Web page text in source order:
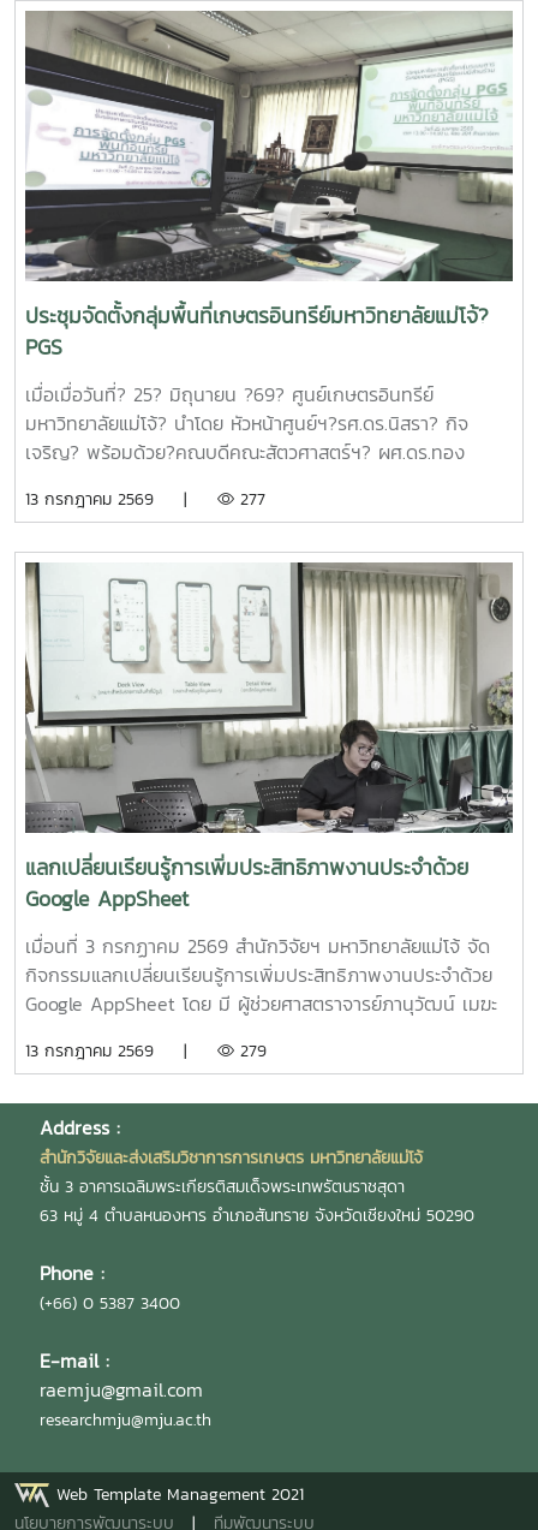
ศาสตราจารย์ ดร.สุบรรณ ฝอยกลาง รองผู้อำนวยการสำนักวิจัย
และส่งเสริมวิชาการการเกษตร ฝ่ายวิจัย มหาวิทยาลัยแม่โจ้ กล่าว
ต้อนรับและแนะนำมหาวิทยาลัยแม่โจ้แก่คณะผู้เข้าร่วมประชุมในการ
นี้ดร.อัญชัญ ชมภูพวง รองผู้อำนวยการหน่วยบริหารและจัดการ
ทุนด้านการเพิ่มความสามารถในการแข่งขัน ได้นำเสนอข้อมูล
กรอบการดำเนินงานของหน่วยบริหารและจัดการทุนฯ และสรุปผล
การดำเนินงานของมหาวิทยาลัยแม่โจ้ในช่วงปีงบประมาณ 2563
– 2568 และการนำเสนอความก้าวหน้าโครงการวิจัยที่ได้รับการ
สนับสนุนทุนจากหน่วยบริหารและจัดการทุนด้านการเพิ่มความ
สามารถในการแข่งขัน ณ ห้องประชุมรวงผึ้ง ชั้น 5 สำนัก
มหาวิทยาลัย มหาวิทยาลัยแม่โจ้ซึ่งการนำเสนอความก้าวหน้า
โครงการวิจัยที่ได้รับการสนับสนุนทุนจากหน่วยบริหารและจัดการ
ทุนด้านการเพิ่มความสามารถในการแข่งขัน จำนวน 6 โครงการ
ดังนี้1.โครงการ "กลยุทธ์การตลาดการท่องเที่ยวคาร์บอนสุทธิเป็น
ศูนย์สำหรับนักท่องเที่ยวเชิงอาสาสมัครในพื้นที่ภาคเหนือตอนบน"
โดย ดร.กาญจนา สมมิตร หัวหน้าโครงการ2.โครงการ "การ
ผู้ช่วยศาสตราจารย์ ดร.สุพัตรา วงศ์แสนใหม่ หัวหน้า
คลินิกของผลิตภัณฑ์มูลค่าเพิ่มจากส่วนเหลือใช้การแปรรูปปลา
ลูกผสมบึกสยามแม่โจ้" โดย รองศาสตราจารย์ ดร.ดวงพร อมร
เลิศพิศาล หัวหน้าโครงการ4.โครงการ "การขยายสเกลการผลิต
สารเสริมโปรตีนปลาไฮโดรไลเสตสำหรับเป็นสารเสริมกระตุ้นการ
กินในสัตว์เลี้ยง ระดับกึ่งอุตสาหกรรม" โดย รองศาสตราจารย์
ดร.ดวงพร อมรเลิศพิศาล หัวหน้าโครงการ5.โครงการ "การ
ทดสอบทางคลินิกของผลิตภัณฑ์โพรไบโอติกต่อภาวะซึมเศร้า
หลังคลอดและสุขภาพลำไส้ในมารดาหลังคลอด" โดย รอง
ศาสตราจารย์ ดร.ดวงพร อมรเลิศพิศาล หัวหน้า
โครงการ6.โครงการ "เทคโนโลยีการอุ่นน้ำในระบบเพาะฟักพันธุ์
ปลาด้วยระบบผลิตน้ำร้อนและไฟฟ้าพลังงานแสงอาทิตย์ร่วมกับ
ปั๊มความร้อนอัจฉริยะเพื่อเพิ่มศักยภาพการผลิตพันธุ์ปลาเชิง
พาณิชย์" โดย ผู้ช่วยศาสตราจารย์ ดร.สราวุธ พลวงษ์ศรี หัวหน้า
โครงการ
ประชุมจัดตั้งกลุ่มพื้นที่เกษตรอินทรีย์มหาวิทยาลัยแม่โจ้?
PGS
เมื่อเมื่อวันที่? 25? มิถุนายน ?69? ศูนย์เกษตรอินทรีย์
มหาวิทยาลัยแม่โจ้? นำโดย หัวหน้าศูนย์ฯ?รศ.ดร.นิสรา? กิจ
เจริญ? พร้อมด้วย?คณบดีคณะสัตวศาสตร์ฯ? ผศ.ดร.ทอง
รศ.ดร.อภินันท์? สุวรรณรักษ์? และคณาจารย์/?เจ้าหน้าที่จาก
PGS?.... ซึ่งได้ลงมติให้จัดตั้งกลุ่มในนาม? #กลุ่มอินทนินแม่
โจ้PGS? โดยมีศูนย์เกษตรอินทรีย์ฯเป็นพี่เลี้ยงกลุ่ม? และในที่
ประชุมมีมติเป็นเอกฉันท์ให้ผศ.ดร.ทองเลียน? บัวจูม? เป็น
ประธานกลุ่ม?ฯ? และน.ส.สุนันทา? ศรีรัตนา? เป็นผู้ประสานงาน?
กลุ่มฯ
13 กรกฎาคม 2569 | 277
แลกเปลี่ยนเรียนรู้การเพิ่มประสิทธิภาพงานประจำด้วย
Google AppSheet
เมื่อนที่ 3 กรกฏาคม 2569 สำนักวิจัยฯ มหาวิทยาลัยแม่โจ้ จัด
กิจกรรมแลกเปลี่ยนเรียนรู้การเพิ่มประสิทธิภาพงานประจำด้วย
Google AppSheet โดย มี ผู้ช่วยศาสตราจารย์ภานุวัฒน์ เมฆะ
พร้อมทั้งเป็นวิทยากร และแลกเปลี่ยนเรียนรู้การจัดทำหนังสือ
งานวิจัย และบริการวิชาการ โดยมี นายสมยศ มีสุข ผู้อำนวย
การกองบริหารงานวิจัย นางสุรีย์พร กิตติพิทยาพงศ์ หัวหน้างาน
บริหารและธุรการ และ นางสาวเกศณี จิตรัตน์ รักษาการใน
ตำแหน่งหัวหน้างานคลังและพัสดุ เป็นวิทยากร เพื่อให้บุคลากร
สามารถนำไปประยุกต์ใช้ในการปฏิบัติงานได้อย่างมีประสิทธิภาพ
และถูกต้องตามระเบียบ โดยมี ผู้บริหาร และบุคลากรสำนักวิจัยฯ
เข้าร่วมกิจกรรมดังกล่าวอย่างพร้อมเพรียง ณ ห้องประชุม 304
มหาวิทยาลัยแม่โจ้
13 กรกฎาคม 2569 | 279
Address :
สำนักวิจัยและส่งเสริมวิชาการการเกษตร มหาวิทยาลัยแม่โจ้
ชั้น 3 อาคารเฉลิมพระเกียรติสมเด็จพระเทพรัตนราชสุดา
63 หมู่ 4 ตำบลหนองหาร อำเภอสันทราย จังหวัดเชียงใหม่ 50290
Phone :
(+66) 0 5387 3400
E-mail :
raemju@gmail.com
researchmju@mju.ac.th
Web Template Management 2021
นโยบายการพัฒนาระบบ | ทีมพัฒนาระบบ